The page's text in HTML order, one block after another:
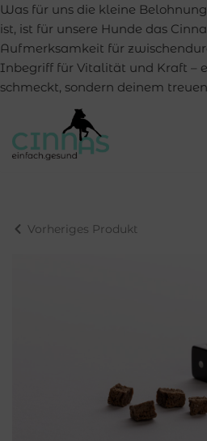
Was für uns die kleine
ist, ist für unsere Hunde das
Aufmerksamkeit für
Inbegriff für Vitalität und Kraft –
schmeckt, sondern deinem
Zum
Inhalt
Vorheriges Produkt